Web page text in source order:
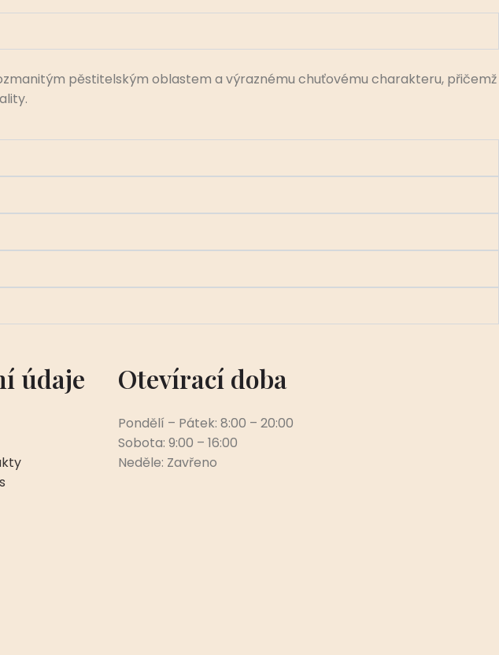
pěstitelským oblastem a výraznému chuťovému charakteru, přičemž
údaje Otevírací doba
Pondělí – Pátek: 8:00 – 20:00
Sobota: 9:00 – 16:00
Neděle: Zavřeno